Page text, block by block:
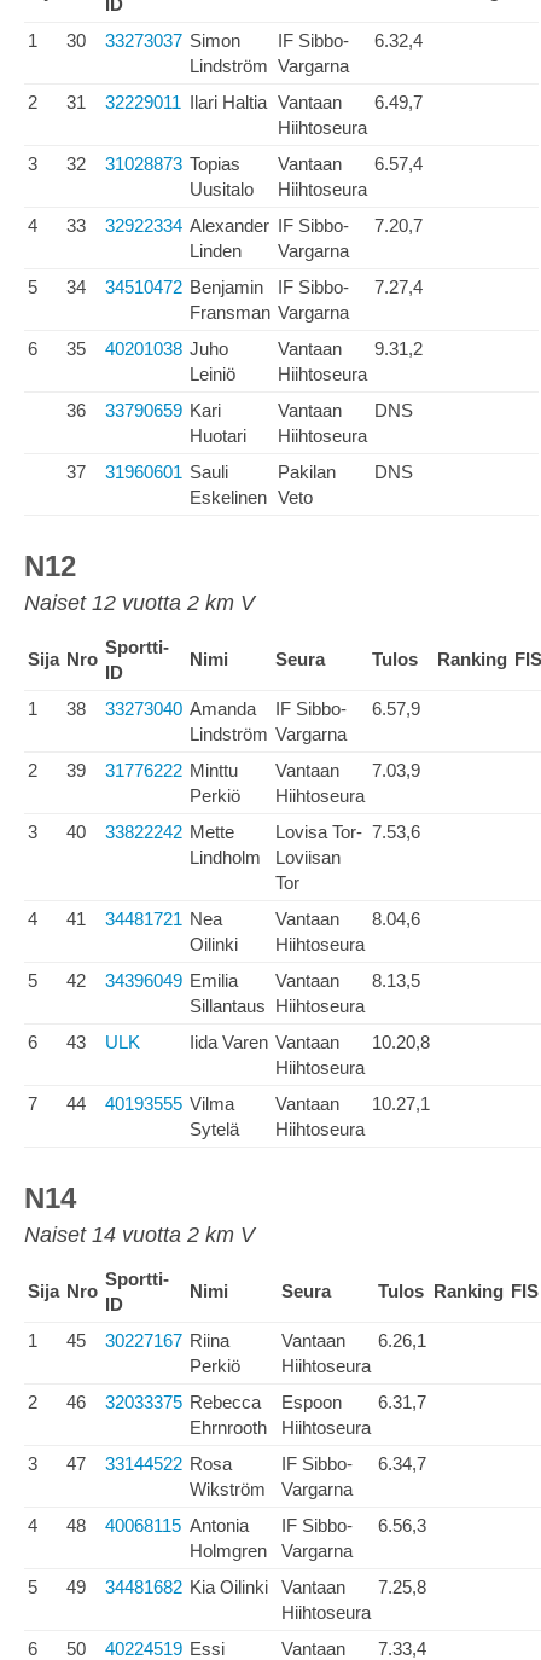
ID
1 30 33273037 Simon
Lindström
IF Sibbo-
Vargarna
6.32,4
2 31 32229011 Ilari Haltia Vantaan
Hiihtoseura
6.49,7
3 32 31028873 Topias
Uusitalo
Vantaan
Hiihtoseura
6.57,4
4 33 32922334 Alexander
Linden
IF Sibbo-
Vargarna
7.20,7
5 34 34510472 Benjamin
Fransman
IF Sibbo-
Vargarna
7.27,4
6 35 40201038 Juho
Leiniö
Vantaan
Hiihtoseura
9.31,2
36 33790659 Kari
Huotari
Vantaan
Hiihtoseura
DNS
37 31960601 Sauli
Eskelinen
Pakilan
Veto
DNS
N12
Naiset 12 vuotta 2 km V
Sija Nro
Sportti-
ID
Nimi Seura Tulos Ranking FIS
1 38 33273040 Amanda
Lindström
IF Sibbo-
Vargarna
6.57,9
2 39 31776222 Minttu
Perkiö
Vantaan
Hiihtoseura
7.03,9
3 40 33822242 Mette
Lindholm
Lovisa Tor-
Loviisan
Tor
7.53,6
4 41 34481721 Nea
Oilinki
Vantaan
Hiihtoseura
8.04,6
5 42 34396049 Emilia
Sillantaus
Vantaan
Hiihtoseura
8.13,5
6 43 ULK Iida Varen Vantaan
Hiihtoseura
10.20,8
7 44 40193555 Vilma
Sytelä
Vantaan
Hiihtoseura
10.27,1
N14
Naiset 14 vuotta 2 km V
Sija Nro
Sportti-
ID
Nimi Seura Tulos Ranking FIS
1 45 30227167 Riina
Perkiö
Vantaan
Hiihtoseura
6.26,1
2 46 32033375 Rebecca
Ehrnrooth
Espoon
Hiihtoseura
6.31,7
3 47 33144522 Rosa
Wikström
IF Sibbo-
Vargarna
6.34,7
4 48 40068115 Antonia
Holmgren
IF Sibbo-
Vargarna
6.56,3
5 49 34481682 Kia Oilinki
Vantaan
Hiihtoseura
7.25,8
6 50 40224519 Essi
Vantaan
7.33,4